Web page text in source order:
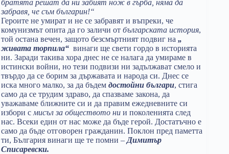
братята решат да ни забият нож в гърба, няма да
забравя, че съм българин!“
Героите не умират и не се забравят и въпреки, че
комунизмът опита да го заличи от българската история,
той остана вечен, защото безсмъртният подвиг на „
живата торпила“ винаги ще свети гордо в историята
ни. Заради такива хора днес не се налага да умираме в
истински войни, но тези подвизи ни задължават смело и
твърдо да се борим за държавата и народа си. Днес се
иска много малко, за да бъдем достойни българи, стига
само да се трудим здраво, да спазваме закона, да
уважаваме ближните си и да правим ежедневните си
избори с мисъл за обществото ни и поколенията след
нас. Всеки един от нас може да бъде герой. Достатъчно е
само да бъде отговорен гражданин. Поклон пред паметта
ти, България винаги ще те помни – Димитър
Списаревски.